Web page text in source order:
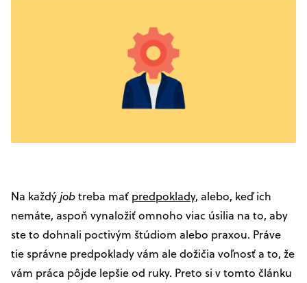
Na každýjobtreba mať predpoklady, alebo, keď ich
nemáte, aspoň vynaložiť omnoho viac úsilia na to, aby
ste to dohnali poctivým štúdiom alebo praxou. Práve
tie správne predpoklady vám ale dožičia voľnosť a to, že
vám práca pôjde lepšie od ruky. Preto si v tomto článku